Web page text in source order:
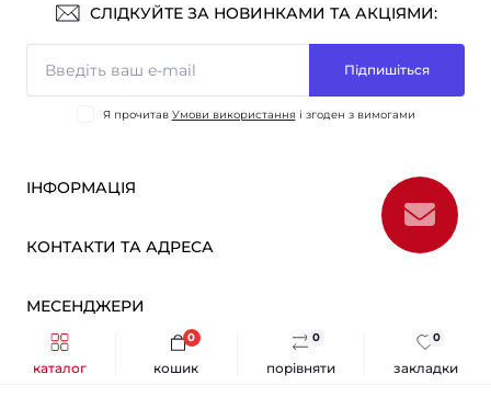
каталог порівняти
0
закладки
0
кошик
0
СЛІДКУЙТЕ ЗА НОВИНКАМИ ТА АКЦІЯМИ:
Підпишіться
Я прочитав Умови використання і згоден з вимогами
ІНФОРМАЦІЯ
ОПТ
Про нас
Умови використання
Зворотній зв’язок
КОНТАКТИ ТА АДРЕСА
sensmarketlink@gmail.com
пн-пт: 10:00-18:00
МЕСЕНДЖЕРИ
Telegram
Sens Market © 2026